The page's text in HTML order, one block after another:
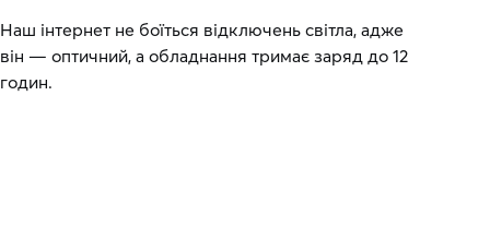
Наш інтернет не боїться відключень світла, адже
він — оптичний, а обладнання тримає заряд до 12
годин.